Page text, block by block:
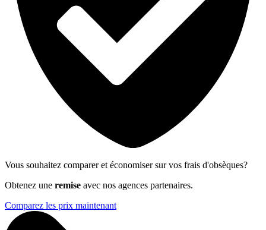
Vous souhaitez comparer et économiser sur vos frais d'obsèques?
Obtenez une remise avec nos agences partenaires.
Comparez les prix maintenant